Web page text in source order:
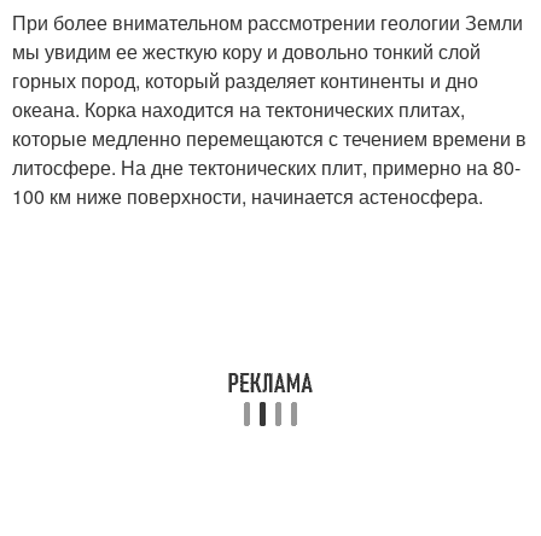
При более внимательном рассмотрении геологии Земли
мы увидим ее жесткую кору и довольно тонкий слой
горных пород, который разделяет континенты и дно
океана. Корка находится на тектонических плитах,
которые медленно перемещаются с течением времени в
литосфере. На дне тектонических плит, примерно на 80-
100 км ниже поверхности, начинается астеносфера.